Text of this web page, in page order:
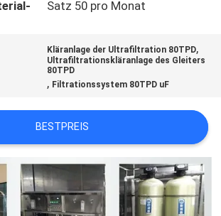
Satz 50 pro Monat
Kläranlage der Ultrafiltration 80TPD,
Ultrafiltrationskläranlage des Gleiters
80TPD
, Filtrationssystem 80TPD uF
BESTPREIS